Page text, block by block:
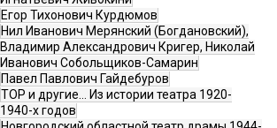
Егор Тихонович Курдюмов
Нил Иванович Мерянский (Богдановский),
Владимир Александрович Кригер, Николай
Иванович Собольщиков-Самарин
Павел Павлович Гайдебуров
ТОР и другие… Из истории театра 1920-
1940-х годов